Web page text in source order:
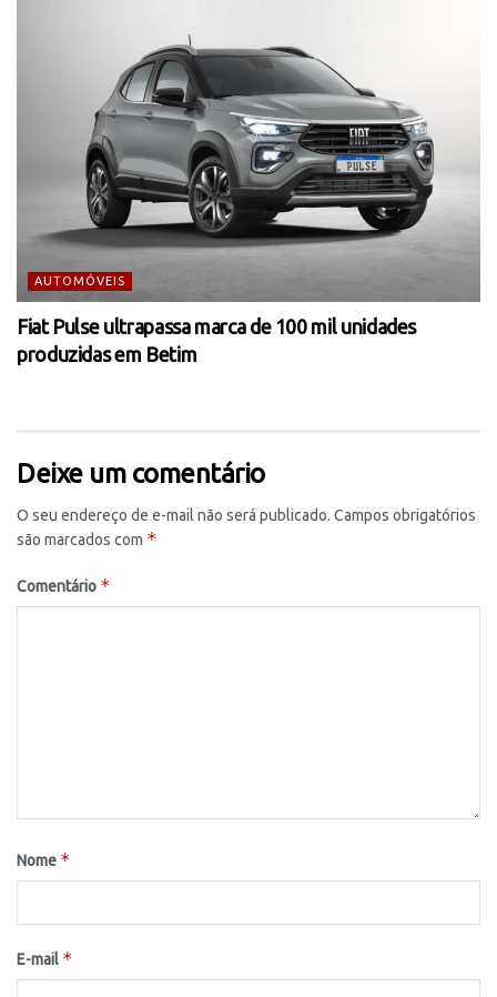
AUTOMÓVEIS
Fiat Pulse ultrapassa marca de 100 mil unidades
produzidas em Betim
Deixe um comentário
O seu endereço de e-mail não será publicado. Campos obrigatórios
são marcados com *
Comentário *
Nome *
E-mail *